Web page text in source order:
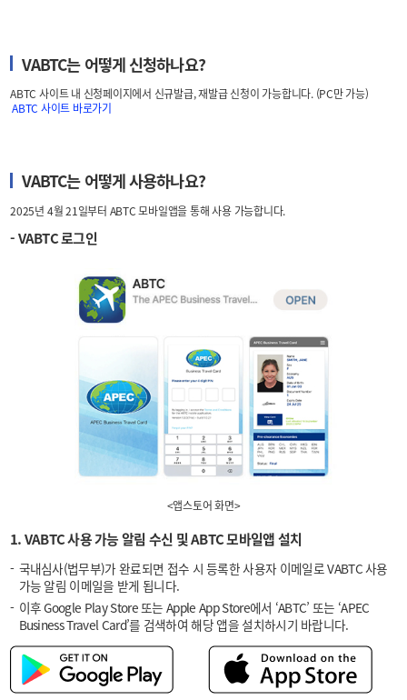
VABTC는 어떻게 신청하나요?
ABTC 사이트 내 신청페이지에서 신규발급, 재발급 신청이 가능합니다. (PC만 가능)
ABTC 사이트 바로가기
VABTC는 어떻게 사용하나요?
2025년 4월 21일부터 ABTC 모바일앱을 통해 사용 가능합니다.
- VABTC 로그인
<앱스토어 화면>
1. VABTC 사용 가능 알림 수신 및 ABTC 모바일앱 설치
국내심사(법무부)가 완료되면 접수 시 등록한 사용자 이메일로 VABTC 사용
가능 알림 이메일을 받게 됩니다.
이후 Google Play Store 또는 Apple App Store에서 ‘ABTC’ 또는 ‘APEC
Business Travel Card’를 검색하여 해당 앱을 설치하시기 바랍니다.